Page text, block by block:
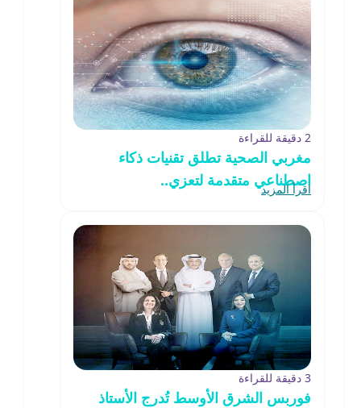
2 دقيقة للقراءة
مغربي الصحية تطلق تقنيات ذكاء
اصطناعي متقدمة لتعزي..
اقرأ المزيد
3 دقيقة للقراءة
فوربس الشرق الأوسط تُدرج الأستاذ